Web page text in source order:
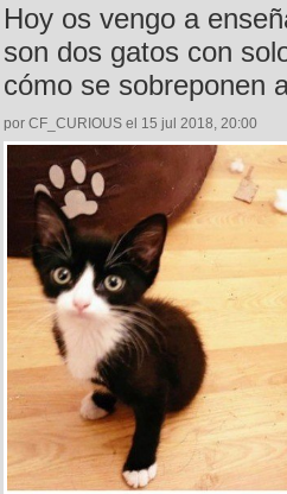
Hoy os vengo a
son dos gatos con
cómo se sobreponen
por CF_CURIOUS el 15 jul 2018, 20:00